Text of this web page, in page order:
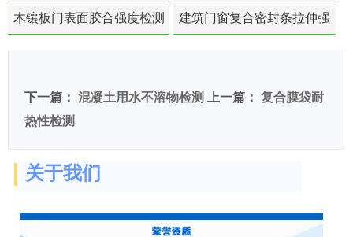
苯含量检测
木镶板门表面胶合强度检测
建筑门窗复合密封条拉伸强
下一篇： 混凝土用水不溶物检测 上一篇： 复合膜袋耐
热性检测
关于我们